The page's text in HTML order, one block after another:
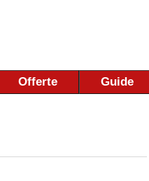
Offerte Guide